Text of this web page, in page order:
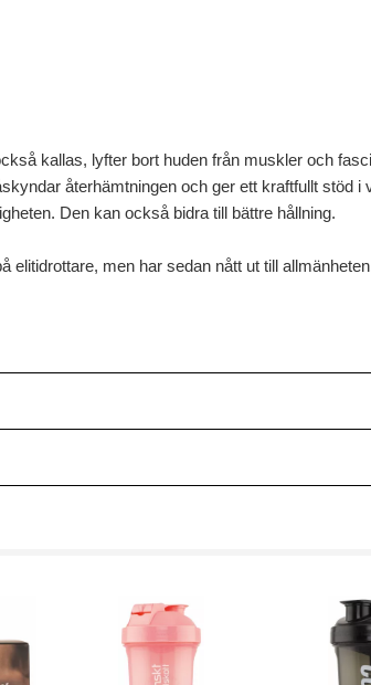
kallas, lyfter bort huden från muskler och
återhämtningen och ger ett kraftfullt stöd i
Den kan också bidra till bättre hållning.
elitidrottare, men har sedan nått ut till